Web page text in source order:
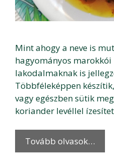
Mint ahogy a neve is
hagyományos
lakodalmaknak is
Többféleképpen
vagy egészben sütik
koriander levéllel
Tovább olvasok…